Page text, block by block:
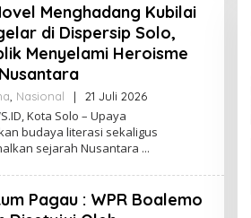
R
O
S
N
W
S
Menghadang Kubilai
di Dispersip Solo,
Menyelami Heroisme
Nasional | 21 Juli 2026O
H
P
O
Kota Solo – Upaya
budaya literasi sekaligus
sejarah Nusantara
Pagau : WPR Boalemo